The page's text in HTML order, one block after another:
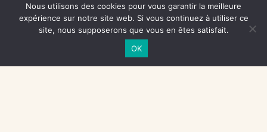
NOS SOUTIENS
CENTRE NATIONAL DU LIVRE
Nous utilisons des cookies pour vous garantir la meilleure
expérience sur notre site web. Si vous continuez à utiliser ce
site, nous supposerons que vous en êtes satisfait.
OK